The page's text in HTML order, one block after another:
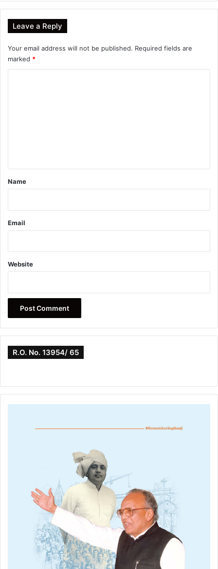
Leave a Reply
Your email address will not be published. Required fields are
marked *
*
Name
Email
Website
R.O. No. 13954/ 65